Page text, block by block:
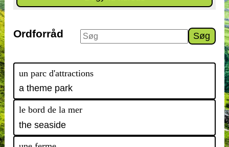
Ordforråd Søg
un parc d'attractions
a theme park
le bord de la mer
the seaside